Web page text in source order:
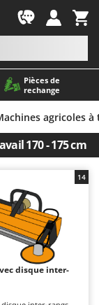
Pièces de
rechange
autoportés
tracteur
agricoles
170 - 175 cm
disque inter-
14